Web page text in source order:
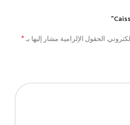
الحقول الإلزامية مشار إليها بـ *